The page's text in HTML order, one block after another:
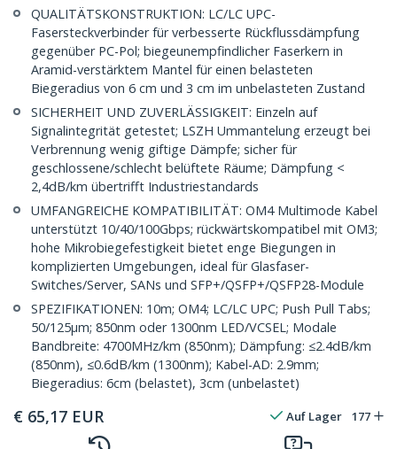
QUALITÄTSKONSTRUKTION: LC/LC UPC-
Fasersteckverbinder für verbesserte Rückflussdämpfung
gegenüber PC-Pol; biegeunempfindlicher Faserkern in
Aramid-verstärktem Mantel für einen belasteten
Biegeradius von 6 cm und 3 cm im unbelasteten Zustand
SICHERHEIT UND ZUVERLÄSSIGKEIT: Einzeln auf
Signalintegrität getestet; LSZH Ummantelung erzeugt bei
Verbrennung wenig giftige Dämpfe; sicher für
geschlossene/schlecht belüftete Räume; Dämpfung <
2,4dB/km übertrifft Industriestandards
UMFANGREICHE KOMPATIBILITÄT: OM4 Multimode Kabel
unterstützt 10/40/100Gbps; rückwärtskompatibel mit OM3;
hohe Mikrobiegefestigkeit bietet enge Biegungen in
komplizierten Umgebungen, ideal für Glasfaser-
Switches/Server, SANs und SFP+/QSFP+/QSFP28-Module
SPEZIFIKATIONEN: 10m; OM4; LC/LC UPC; Push Pull Tabs;
50/125µm; 850nm oder 1300nm LED/VCSEL; Modale
Bandbreite: 4700MHz/km (850nm); Dämpfung: ≤2.4dB/km
(850nm), ≤0.6dB/km (1300nm); Kabel-AD: 2.9mm;
Biegeradius: 6cm (belastet), 3cm (unbelastet)
€ 65,17 EUR Auf Lager 177